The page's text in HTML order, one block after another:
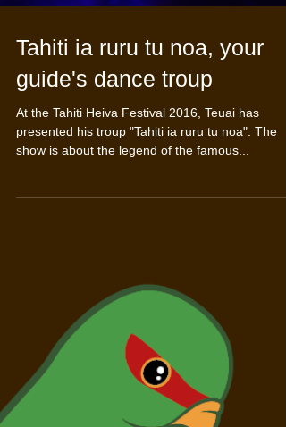
Tahiti ia ruru tu noa, your
guide's dance troup
At the Tahiti Heiva Festival 2016, Teuai has
presented his troup "Tahiti ia ruru tu noa". The
show is about the legend of the famous...